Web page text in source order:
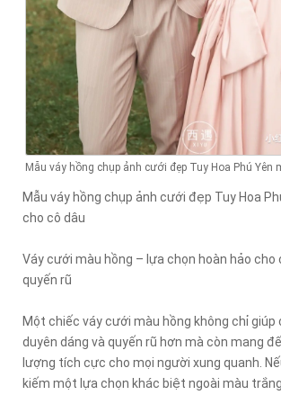
Mẫu váy hồng chụp ảnh cưới đẹp Tuy Hoa Phú Yên
Mẫu váy hồng chụp ảnh cưới đẹp Tuy Hoa
cho cô dâu
Váy cưới màu hồng – lựa chọn hoàn hảo cho
quyến rũ
Một chiếc váy cưới màu hồng không chỉ giúp
duyên dáng và quyến rũ hơn mà còn mang
lượng tích cực cho mọi người xung quanh.
kiếm một lựa chọn khác biệt ngoài màu